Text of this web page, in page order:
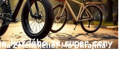
Zelenského? Má Ukrajina